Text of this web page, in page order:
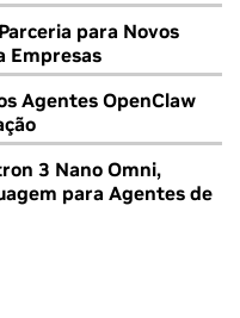
para Novos
Empresas
Agentes OpenClaw
3 Nano Omni,
para Agentes de